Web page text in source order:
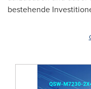
bestehende